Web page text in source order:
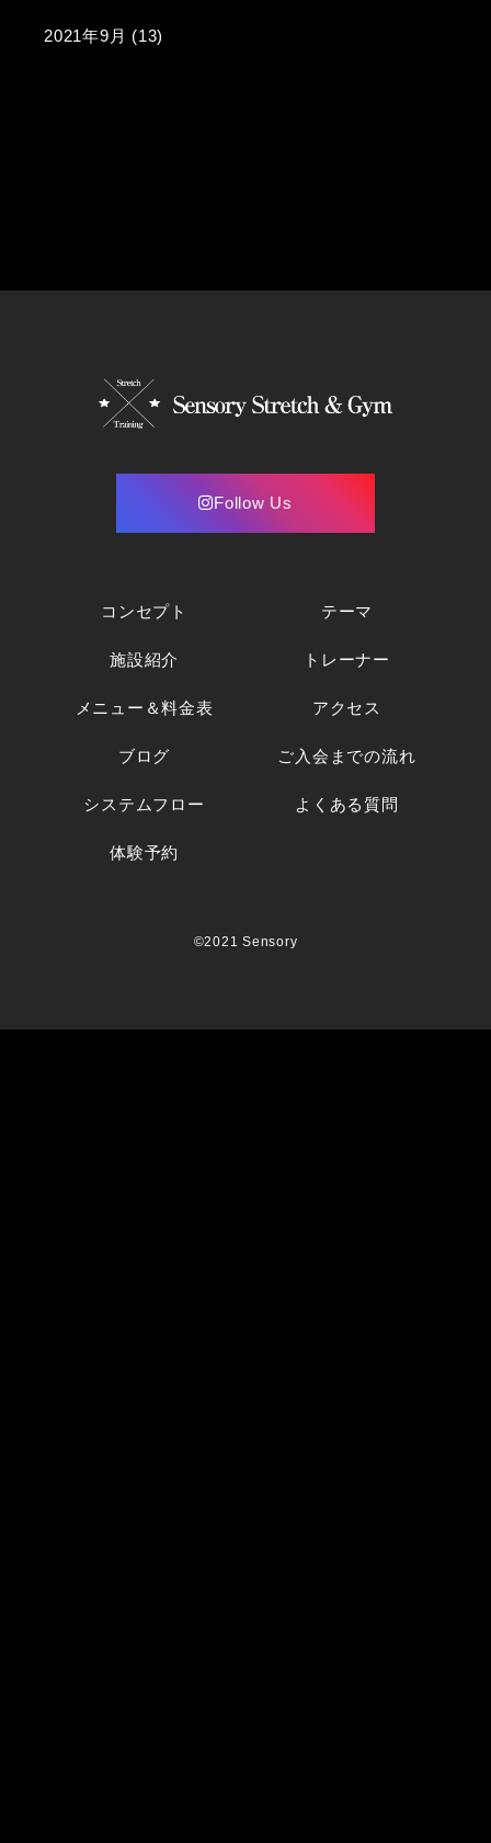
2021年9月 (13)
Follow Us
コンセプト テーマ
施設紹介 トレーナー
メニュー＆料金表 アクセス
ブログ ご入会までの流れ
システムフロー よくある質問
体験予約
©2021 Sensory